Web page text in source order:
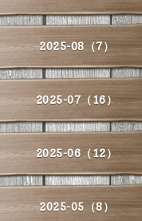
2025-08（7）
2025-07（16）
2025-06（12）
2025-05（8）